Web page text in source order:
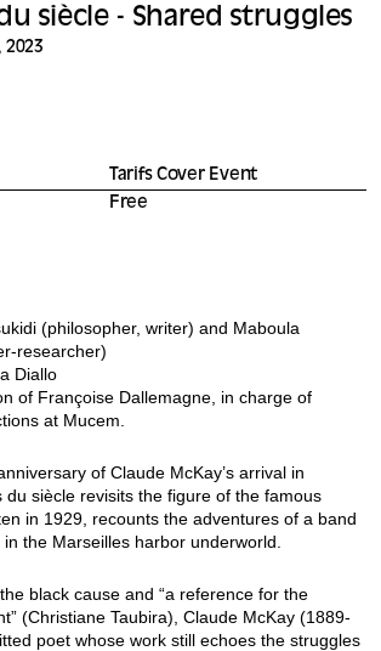
siècle - Shared struggles
2023
Tarifs Cover Event
Free
(philosopher, writer) and Maboula
researcher)
Diallo
of Françoise Dallemagne, in charge of
at Mucem.
of Claude McKay’s arrival in
du siècle revisits the figure of the famous
in 1929, recounts the adventures of a band
the Marseilles harbor underworld.
black cause and “a reference for the
(Christiane Taubira), Claude McKay (1889-
poet whose work still echoes the struggles